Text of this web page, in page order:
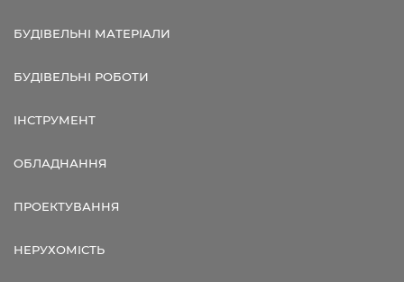
БУДІВЕЛЬНІ МАТЕРІАЛИ
БУДІВЕЛЬНІ РОБОТИ
ІНСТРУМЕНТ
ОБЛАДНАННЯ
ПРОЕКТУВАННЯ
НЕРУХОМІСТЬ